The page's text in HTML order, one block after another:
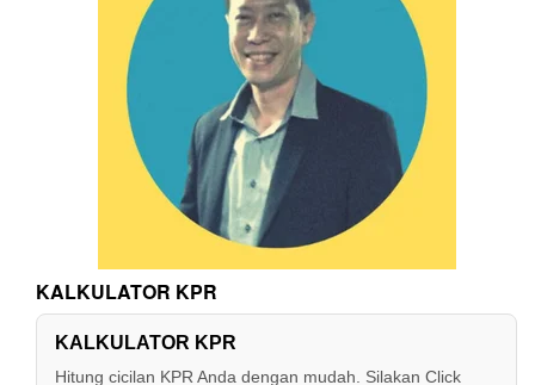
KALKULATOR KPR
KALKULATOR KPR
Hitung cicilan KPR Anda dengan mudah. Silakan Click